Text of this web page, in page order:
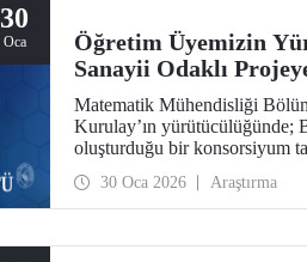
30
Oca
Öğretim Üyemizin
Sanayii Odaklı
Ekosistem
Matematik Mühendisliği
Kurulay’ın
oluşturduğu bir konsorsiyum
30 Oca 2026 Araştırma